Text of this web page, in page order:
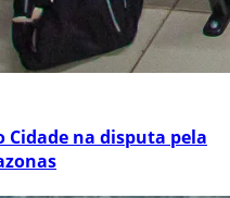
Cidade na disputa pela